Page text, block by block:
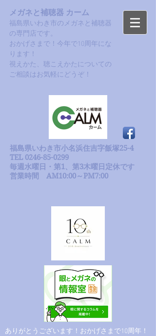
メガネと補聴器 カーム
福島県いわき市のメガネと補聴器
の専門店です。
おかげさまで！今年で10周年にな
ります！​
​視えかた、聴こえかたについての
ご相談はお気軽にどうぞ！
福島県いわき市小名浜住吉字飯塚25-4
TEL 0246-85-0299
毎週水曜日・第1、第3木曜日定休です
​営業時間 AM10:00～PM7:00
​ありがとうございます！おかげさまで10周年！